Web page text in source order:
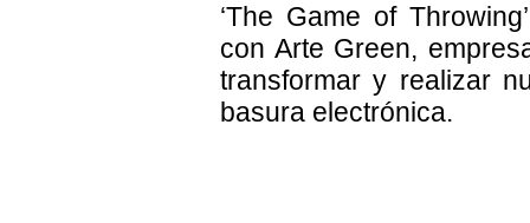
‘The Game of
con Arte Green,
transformar y realizar
basura electrónica.